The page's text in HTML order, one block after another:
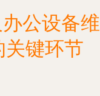
公设备维
键环节